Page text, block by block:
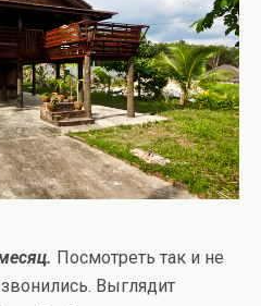
Посмотреть так и не
Выглядит